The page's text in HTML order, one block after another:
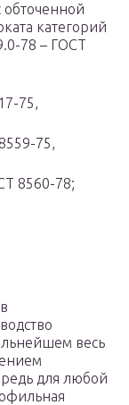
обточенной
категорий
78 – ГОСТ
75,
75,
8560-78;
весь
для любой